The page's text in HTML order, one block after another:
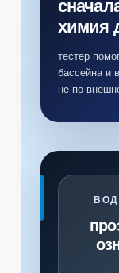
химия
тестер
бассейна и
не по